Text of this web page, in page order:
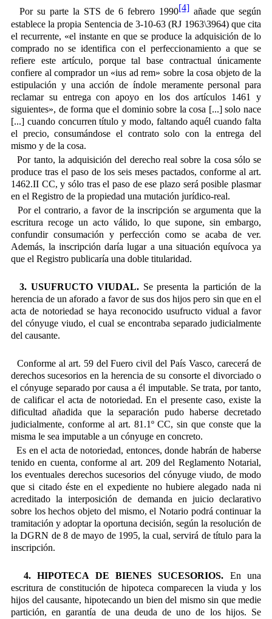
Por su parte la STS de 6 febrero 1990[4] añade que según
establece la propia Sentencia de 3-10-63 (RJ 1963\3964) que cita
el recurrente, «el instante en que se produce la adquisición de lo
comprado no se identifica con el perfeccionamiento a que se
refiere este artículo, porque tal base contractual únicamente
confiere al comprador un «ius ad rem» sobre la cosa objeto de la
estipulación y una acción de índole meramente personal para
reclamar su entrega con apoyo en los dos artículos 1461 y
siguientes», de forma que el dominio sobre la cosa [...] solo nace
[...] cuando concurren título y modo, faltando aquél cuando falta
el precio, consumándose el contrato solo con la entrega del
mismo y de la cosa.
Por tanto, la adquisición del derecho real sobre la cosa sólo se
produce tras el paso de los seis meses pactados, conforme al art.
1462.II CC, y sólo tras el paso de ese plazo será posible plasmar
en el Registro de la propiedad una mutación jurídico-real.
Por el contrario, a favor de la inscripción se argumenta que la
escritura recoge un acto válido, lo que supone, sin embargo,
confundir consumación y perfección como se acaba de ver.
Además, la inscripción daría lugar a una situación equívoca ya
que el Registro publicaría una doble titularidad.
3. USUFRUCTO VIUDAL.Se presenta la partición de la
herencia de un aforado a favor de sus dos hijos pero sin que en el
acta de notoriedad se haya reconocido usufructo vidual a favor
del cónyuge viudo, el cual se encontraba separado judicialmente
del causante.
Conforme al art. 59 del Fuero civil del País Vasco, carecerá de
derechos sucesorios en la herencia de su consorte el divorciado o
el cónyuge separado por causa a él imputable. Se trata, por tanto,
de calificar el acta de notoriedad. En el presente caso, existe la
dificultad añadida que la separación pudo haberse decretado
judicialmente, conforme al art. 81.1º CC, sin que conste que la
misma le sea imputable a un cónyuge en concreto.
Es en el acta de notoriedad, entonces, donde habrán de haberse
tenido en cuenta, conforme al art. 209 del Reglamento Notarial,
los eventuales derechos sucesorios del cónyuge viudo, de modo
que si citado éste en el expediente no hubiere alegado nada ni
acreditado la interposición de demanda en juicio declarativo
sobre los hechos objeto del mismo, el Notario podrá continuar la
tramitación y adoptar la oportuna decisión, según la resolución de
la DGRN de 8 de mayo de 1995, la cual, servirá de título para la
inscripción.
4. HIPOTECA DE BIENES SUCESORIOS. En una
escritura de constitución de hipoteca comparecen la viuda y los
hijos del causante, hipotecando un bien del mismo sin que medie
partición, en garantía de una deuda de uno de los hijos. Se